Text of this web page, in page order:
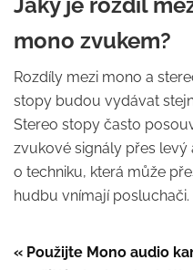
mono zvukem?
Rozdíly mezi mono a
stopy budou vydávat
Stereo stopy často
zvukové signály přes levý
o techniku, která může
hudbu vnímají posluchači.
« Použijte Mono audio